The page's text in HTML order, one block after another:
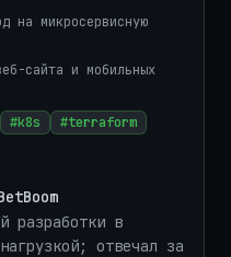
на микросервисную
сайта и мобильных
#k8s
#terraform
разработки в
отвечал за